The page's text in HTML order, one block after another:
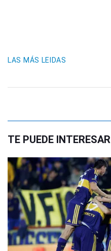
LAS MÁS LEIDAS
TE PUEDE INTERESAR